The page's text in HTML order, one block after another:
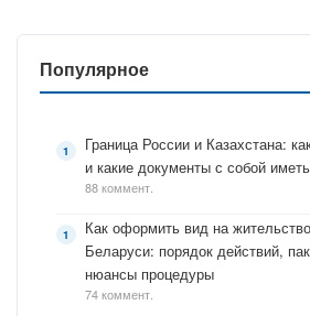
Популярное
Граница России и Казахстана:
и какие документы с собой иметь
88 коммент.
Как оформить вид на
Беларуси: порядок действий,
нюансы процедуры
74 коммент.